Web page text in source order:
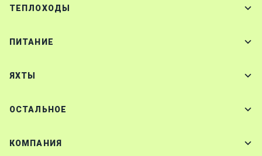
ТЕПЛОХОДЫ
ПИТАНИЕ
ЯХТЫ
ОСТАЛЬНОЕ
КОМПАНИЯ